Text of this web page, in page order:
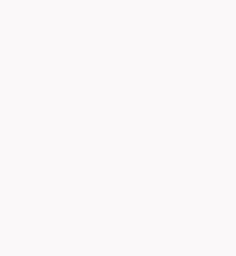
Des idées
une Saint-